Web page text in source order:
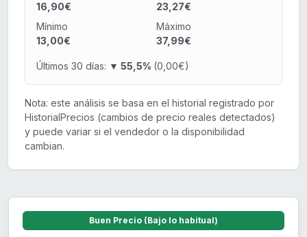
16,90€
23,27€
Mínimo
13,00€
Máximo
37,99€
Últimos 30 días: ▼ 55,5% (0,00€)
Nota: este análisis se basa en el historial registrado por
HistorialPrecios (cambios de precio reales detectados)
y puede variar si el vendedor o la disponibilidad
cambian.
Buen Precio (Bajo lo habitual)